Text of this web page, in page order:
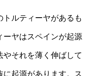
トルティーヤがあるも
ーヤはスペインが起源
それを薄く伸ばして
起源があります。ス